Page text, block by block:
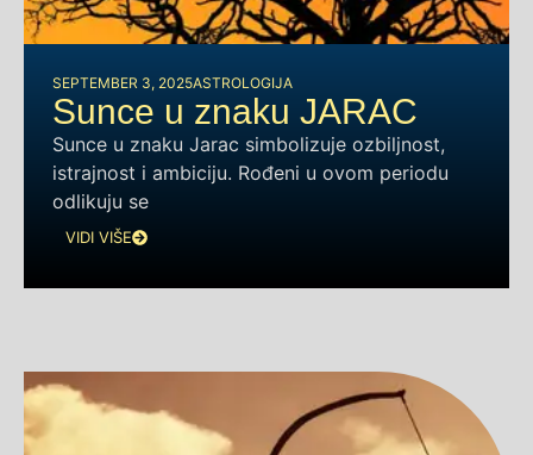
SEPTEMBER 3, 2025ASTROLOGIJA
Sunce u znaku JARAC
Sunce u znaku Jarac simbolizuje ozbiljnost,
istrajnost i ambiciju. Rođeni u ovom periodu
odlikuju se
VIDI VIŠE